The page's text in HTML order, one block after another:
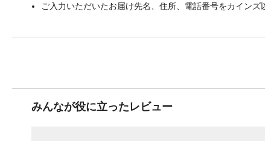
ご入力いただいたお届け先名、住所、電話番号をカイン
みんなが役に立ったレビュー